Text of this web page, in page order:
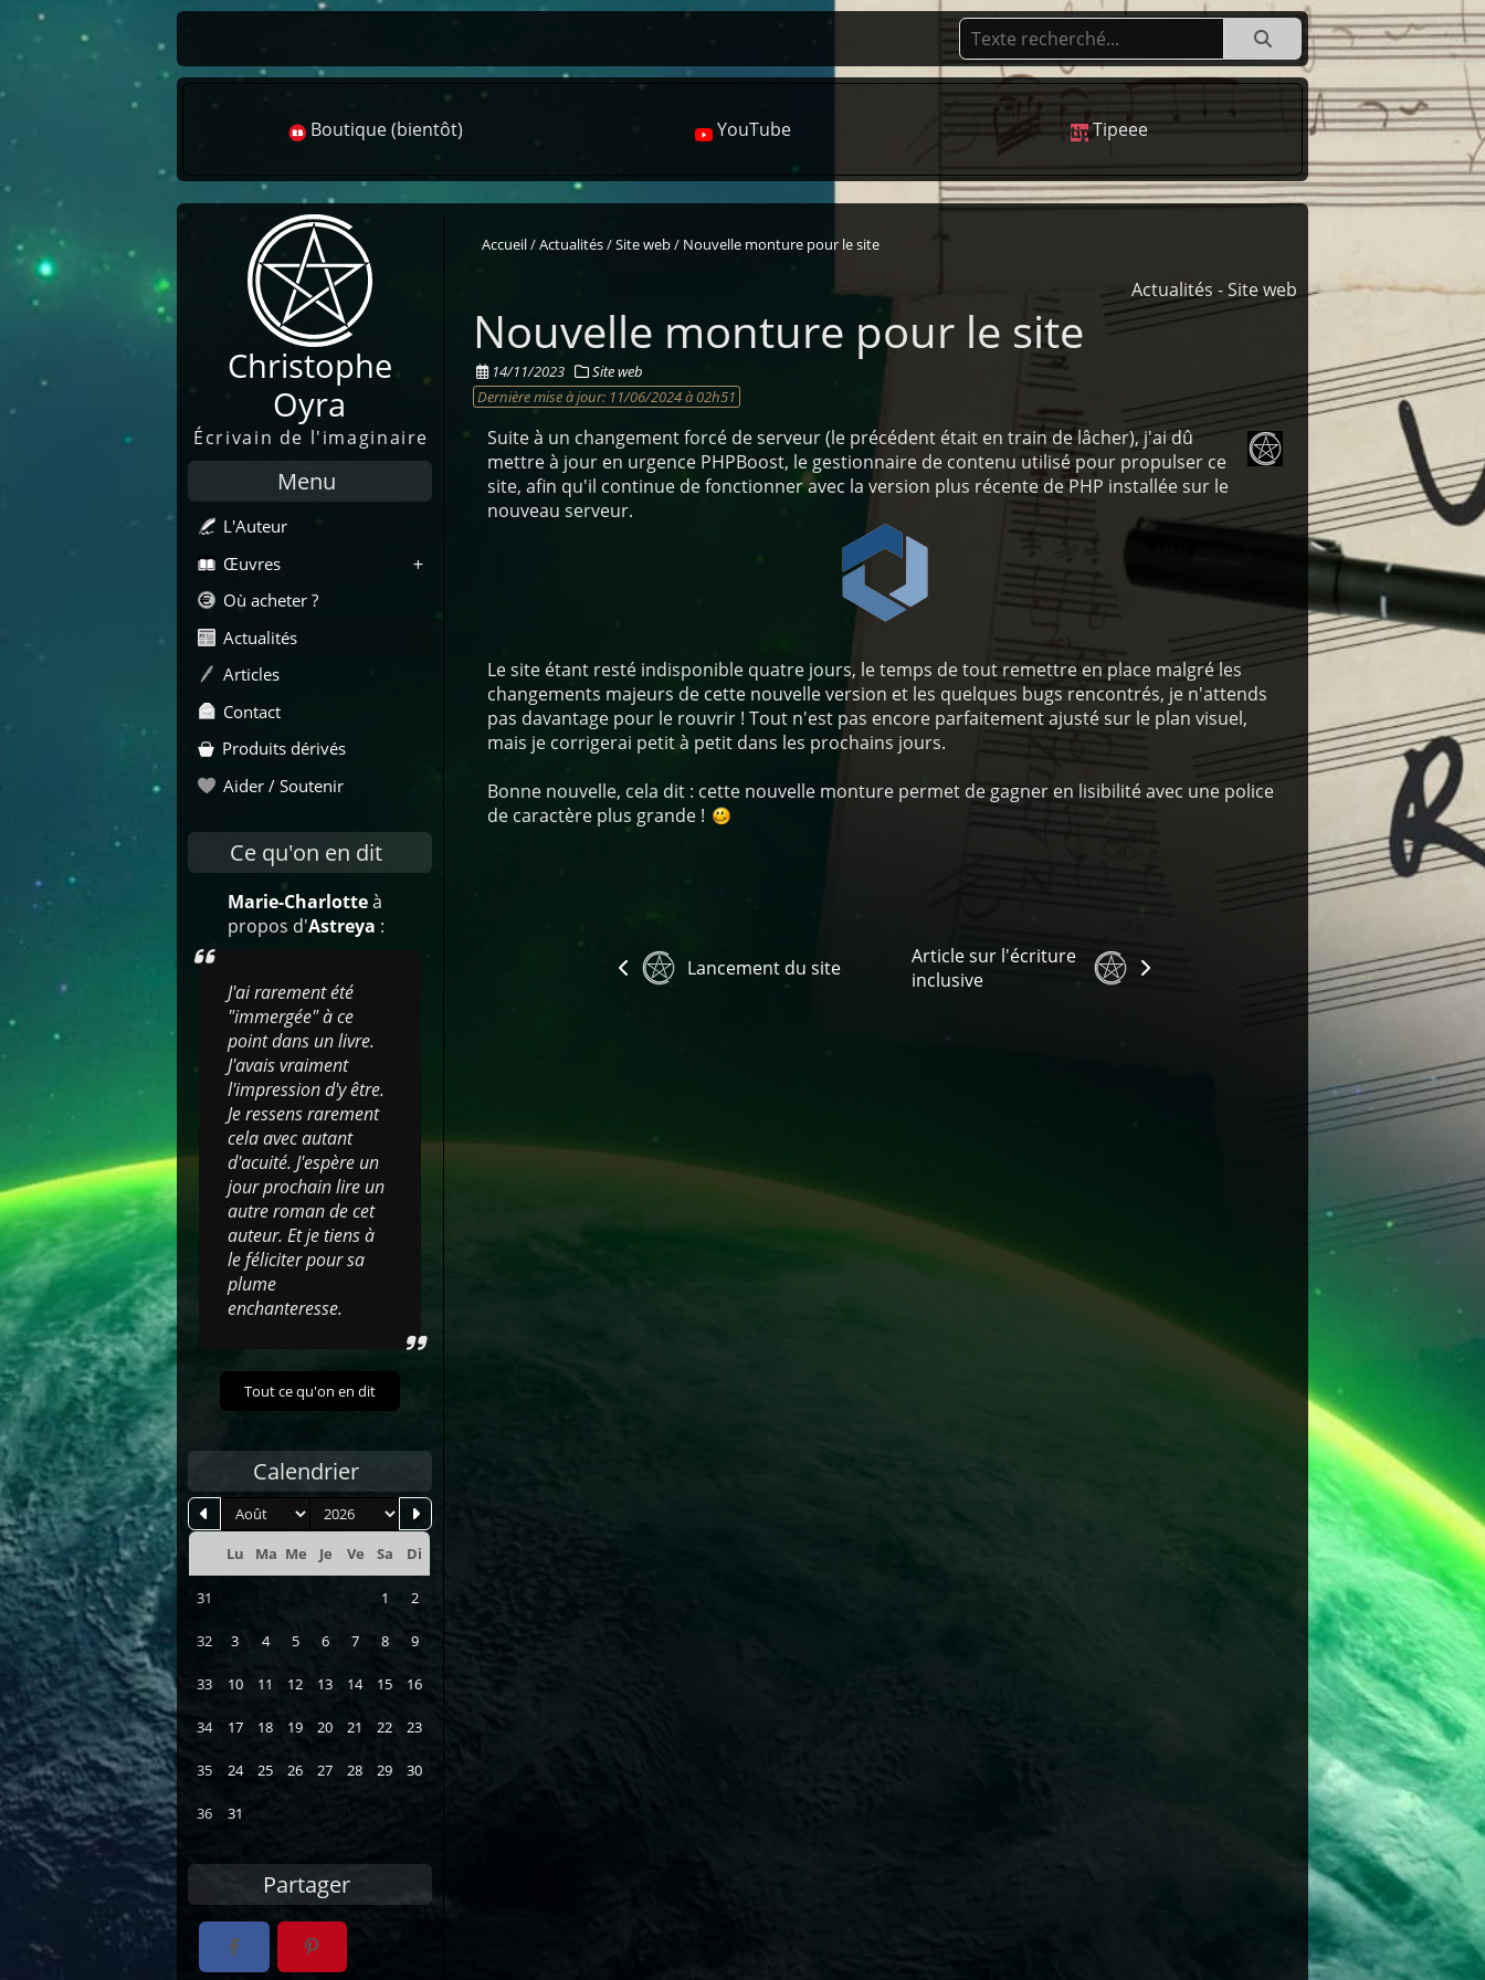
Boutique (bientôt) YouTube Tipeee
Christophe
Oyra
Écrivain de l'imaginaire
Menu
L'Auteur
Œuvres
Où acheter ?
Actualités
Articles
Contact
Produits dérivés
Aider / Soutenir
Ce qu'on en dit
Marie-Charlotteà
propos d'Astreya :
J'ai rarement été
"immergée" à ce
point dans un livre.
J'avais vraiment
l'impression d'y être.
Je ressens rarement
cela avec autant
d'acuité. J'espère un
jour prochain lire un
autre roman de cet
auteur. Et je tiens à
le féliciter pour sa
plume
enchanteresse.
Tout ce qu'on en dit
Calendrier
mois
an
Lu Ma Me Je Ve Sa Di
31 1 2
32 3 4 5 6 7 8 9
33 10 11 12 13 14 15 16
34 17 18 19 20 21 22 23
35 24 25 26 27 28 29 30
36 31
Partager
Accueil Actualités Site web Nouvelle monture pour le site
Actualités - Site web
Nouvelle monture pour le site
14/11/2023
Site web
Dernière mise à jour: 11/06/2024 à 02h51
Suite à un changement forcé de serveur (le précédent était en train de lâcher), j'ai dû
mettre à jour en urgence PHPBoost, le gestionnaire de contenu utilisé pour propulser ce
site, afin qu'il continue de fonctionner avec la version plus récente de PHP installée sur le
nouveau serveur.
Le site étant resté indisponible quatre jours, le temps de tout remettre en place malgré les
changements majeurs de cette nouvelle version et les quelques bugs rencontrés, je n'attends
pas davantage pour le rouvrir ! Tout n'est pas encore parfaitement ajusté sur le plan visuel,
mais je corrigerai petit à petit dans les prochains jours.
Bonne nouvelle, cela dit : cette nouvelle monture permet de gagner en lisibilité avec une police
de caractère plus grande !
Lancement du site
Article sur l'écriture
inclusive